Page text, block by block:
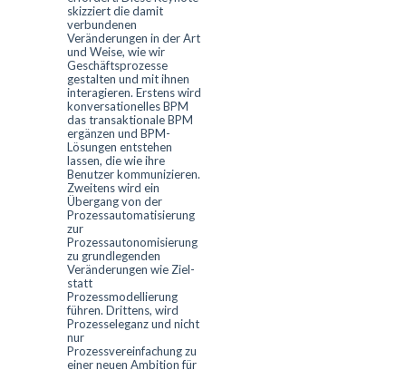
skizziert die damit
verbundenen
Veränderungen in der Art
und Weise, wie wir
Geschäftsprozesse
gestalten und mit ihnen
interagieren. Erstens wird
konversationelles BPM
das transaktionale BPM
ergänzen und BPM-
Lösungen entstehen
lassen, die wie ihre
Benutzer kommunizieren.
Zweitens wird ein
Übergang von der
Prozessautomatisierung
zur
Prozessautonomisierung
zu grundlegenden
Veränderungen wie Ziel-
statt
Prozessmodellierung
führen. Drittens, wird
Prozesseleganz und nicht
nur
Prozessvereinfachung zu
einer neuen Ambition für